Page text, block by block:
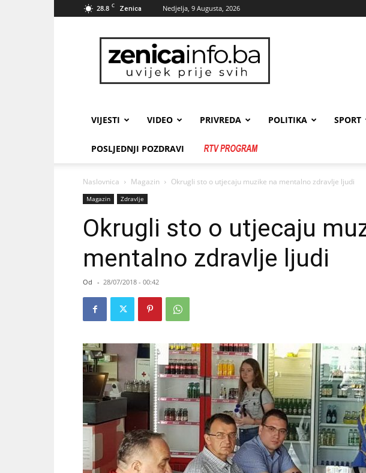
28.8 C Zenica Nedjelja, 9 Augusta, 2026
zenicainfo.ba
VIJESTI VIDEO PRIVREDA POLITIKA SPORT
POSLJEDNJI POZDRAVI
Naslovnica Magazin Okrugli sto o utjecaju muzike na mentalno zdravlje ljudi
Magazin Zdravlje
Okrugli sto o utjecaju
mentalno zdravlje ljudi
Od - 28/07/2018 - 00:42